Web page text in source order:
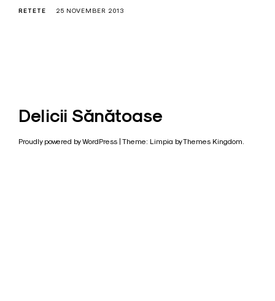
RETETE 25 NOVEMBER 2013
Delicii Sănătoase
Proudly powered by WordPress | Theme: Limpia byThemes Kingdom